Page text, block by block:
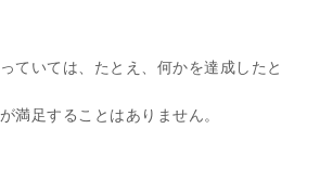
ていては、たとえ、何かを達成したと
満足することはありません。